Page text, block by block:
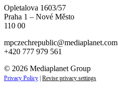
Opletalova 1603/57
Praha 1 – Nové Město
110 00
mpczechrepublic@mediaplanet.com
+420 777 979 561
© 2026 Mediaplanet Group
Privacy Policy | Revise privacy settings